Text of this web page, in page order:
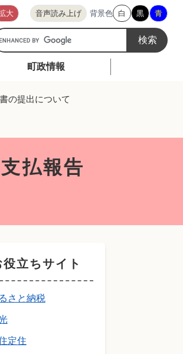
大 音声読み上げ 背景色 白 黒 青
町政情報
の提出について
払報告
役立ちサイト
さと納税
定住